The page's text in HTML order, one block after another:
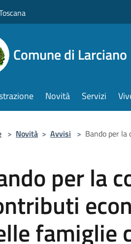
Comune di Larciano
Novità Servizi
> Novità > Avvisi > Bando per
per la
famiglie